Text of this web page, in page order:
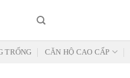
TRỐNG CĂN HỘ CAO CẤP